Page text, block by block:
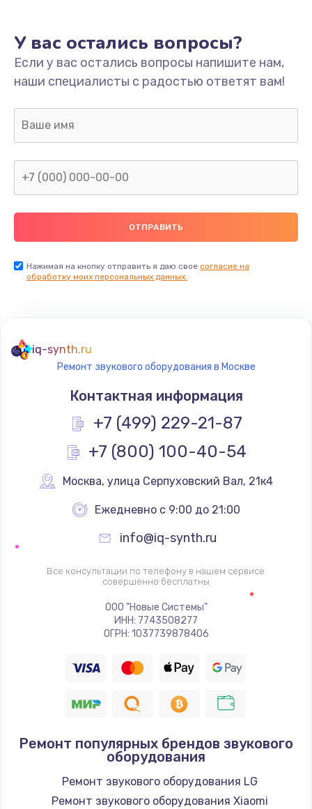
У вас остались вопросы?
Если у вас остались вопросы напишите нам,
наши специалисты с радостью ответят вам!
Нажимая на кнопку отправить я даю свое согласие на
обработку моих персональных данных.
iq-synth.ru
Ремонт звукового оборудования в Москве
Контактная информация
+7 (499) 229-21-87
+7 (800) 100-40-54
Москва, улица Серпуховский Вал, 21к4
Ежедневно с 9:00 до 21:00
info@iq-synth.ru
Все консультации по телефону в нашем сервисе
совершенно бесплатны
ООО "Новые Системы"
ИНН: 7743508277
ОГРН: 1037739878406
Ремонт популярных брендов звукового
оборудования
Ремонт звукового оборудования LG
Ремонт звукового оборудования Xiaomi